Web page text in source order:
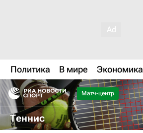
Политика В мире Экономика
Матч-центр
Теннис